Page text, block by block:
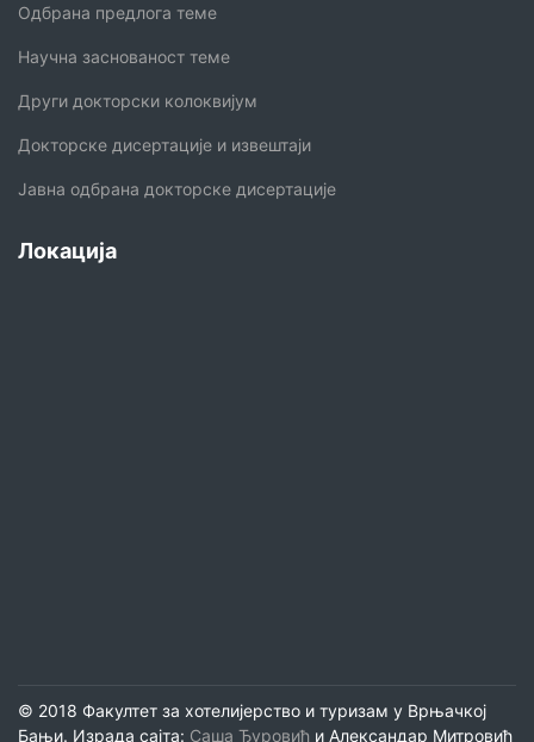
Одбрана предлога теме
Научна заснованост теме
Други докторски колоквијум
Докторске дисертације и извештаји
Јавна одбрана докторске дисертације
Локација
© 2018 Факултет за хотелијерство и туризам у Врњачкој
Бањи. Израда сајта: Саша Ђуровић и Александар Митровић